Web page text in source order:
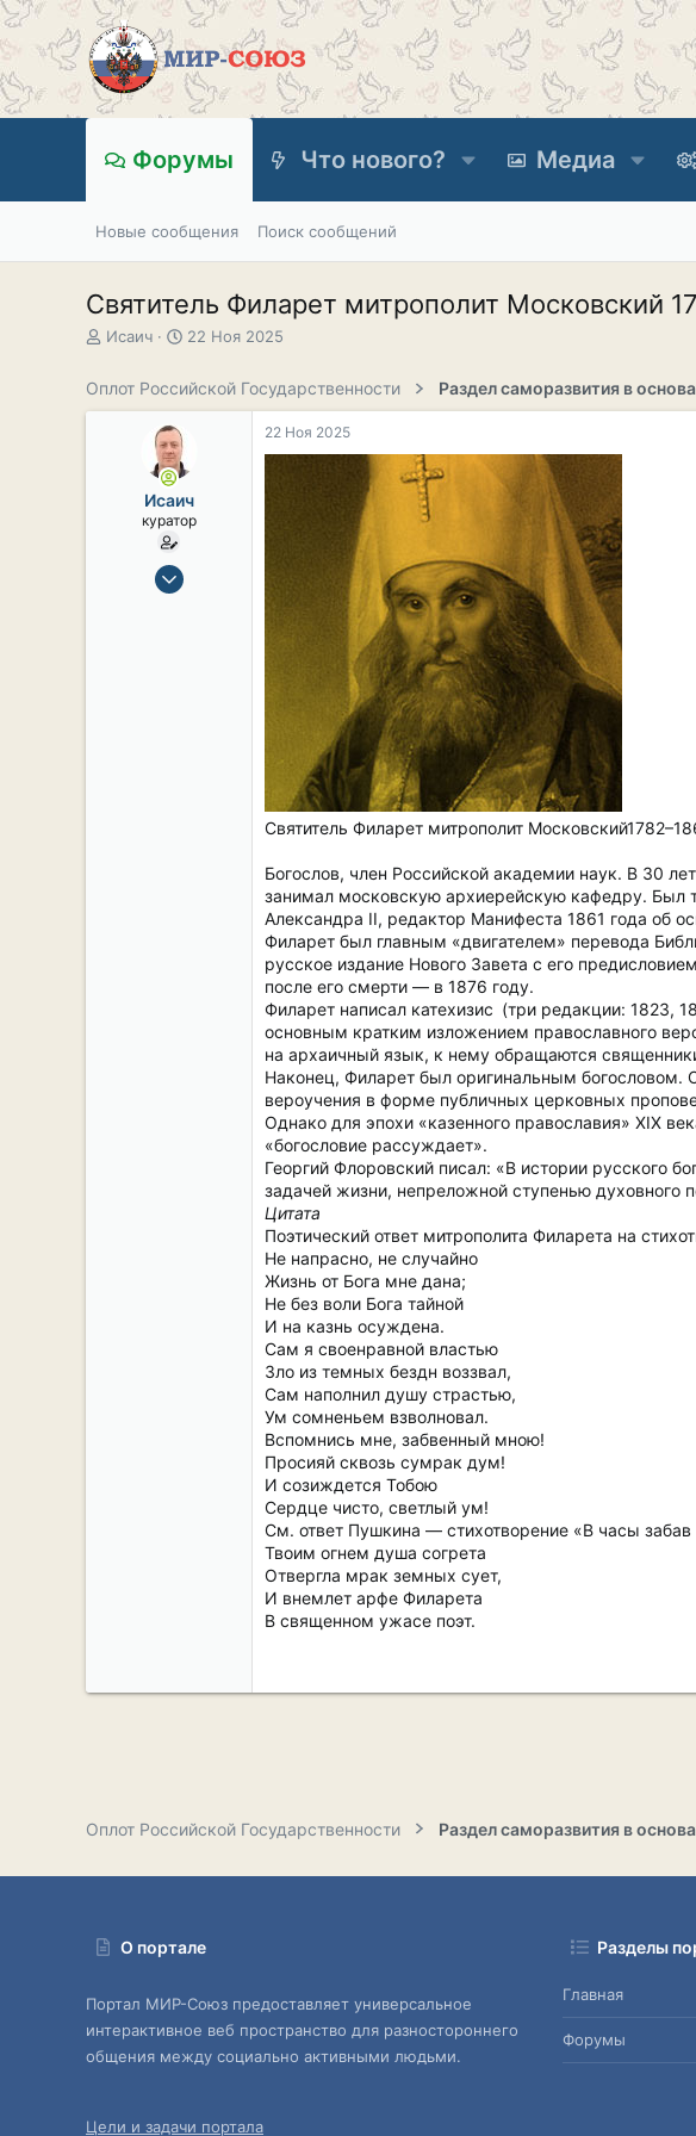
Форумы Что нового? Медиа
Новые сообщения Поиск сообщений
Святитель Филарет митрополит Московский
А
о
Исаич
Д
а
л
а
22 Ноя 2025
Оплот Российской Государственности
Исаич
куратор
15 Сен 2019
22 Ноя 2025
Святитель Филарет митрополит
Богослов, член Российской академии наук. В 30
занимал московскую архиерейскую кафедру. Был
Александра II, редактор Манифеста 1861 года об
Филарет был главным «двигателем» перевода
русское издание Нового Завета с его
после его смерти — в 1876 году.
Филарет написал катехизис (три редакции: 1823,
основным кратким изложением православного
на архаичный язык, к нему обращаются
Наконец, Филарет был оригинальным богословом.
вероучения в форме публичных церковных
Однако для эпохи «казенного православия» XIX
«богословие рассуждает».
Георгий Флоровский писал: «В истории русского
задачей жизни, непреложной ступенью духовного
Цитата
Поэтический ответ митрополита Филарета на
Не напрасно, не случайно
Жизнь от Бога мне дана;
Не без воли Бога тайной
И на казнь осуждена.
Сам я своенравной властью
Зло из темных бездн воззвал,
Сам наполнил душу страстью,
Ум сомненьем взволновал.
Вспомнись мне, забвенный мною!
Просияй сквозь сумрак дум!
И созиждется Тобою
Сердце чисто, светлый ум!
См. ответ Пушкина — стихотворение «В часы
Твоим огнем душа согрета
Отвергла мрак земных сует,
И внемлет арфе Филарета
В священном ужасе поэт.
Оплот Российской Государственности
О портале
Портал МИР-Союз предоставляет универсальное
интерактивное веб пространство для разностороннего
общения между социально активными людьми.
Цели и задачи портала
Разделы
Главная
Форумы